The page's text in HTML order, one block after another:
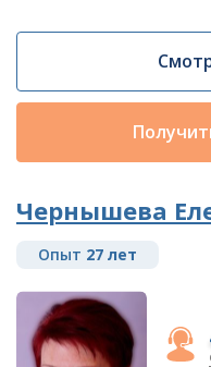
Чернышева
Опыт 27 лет